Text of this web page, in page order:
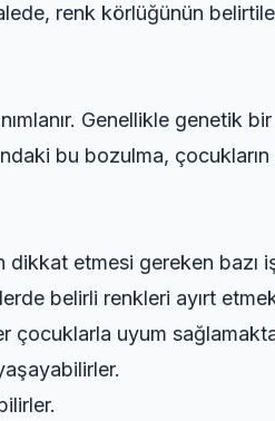
renk körlüğünün
Genellikle genetik
bu bozulma,
etmesi gereken bazı
belirli renkleri ayırt
çocuklarla uyum